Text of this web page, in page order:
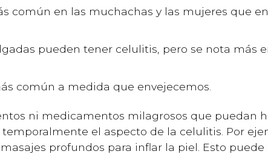
común en las muchachas y las mujeres que
pueden tener celulitis, pero se nota más
común a medida que envejecemos.
ni medicamentos milagrosos que puedan
el aspecto de la celulitis. Por
profundos para inflar la piel. Esto